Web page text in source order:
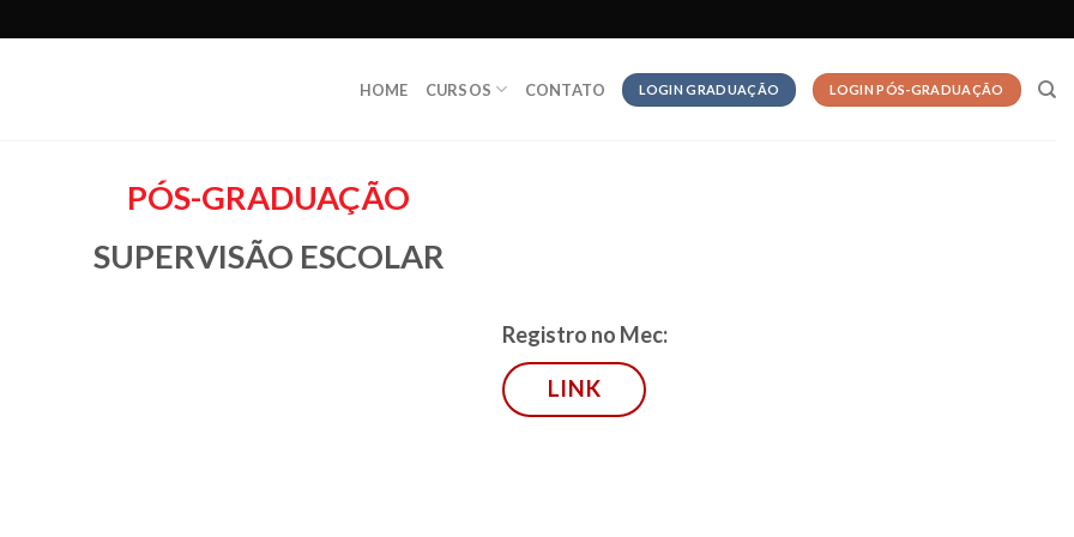
HOME CURSOS CONTATO LOGIN GRADUAÇÃO LOGIN PÓS-GRADUAÇÃO
PÓS-GRADUAÇÃO
SUPERVISÃO ESCOLAR
Registro no Mec:
LINK